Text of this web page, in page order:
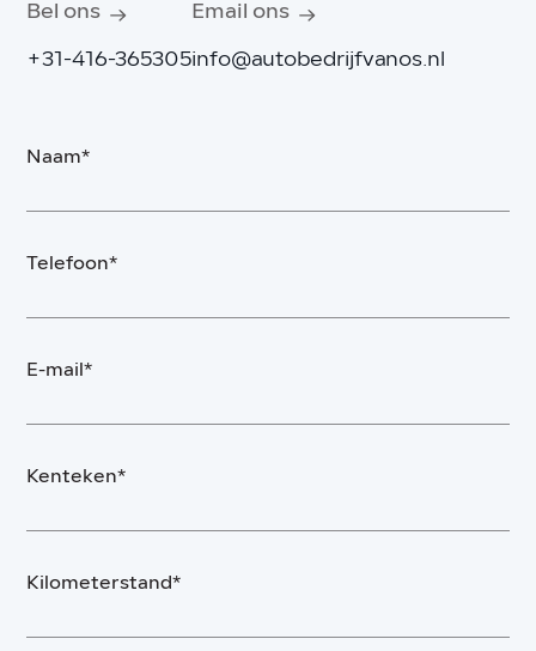
Bel ons
+31-416-365305
Email ons
info@autobedrijfvanos.nl
Naam*
Telefoon*
E-mail*
Kenteken*
Kilometerstand*